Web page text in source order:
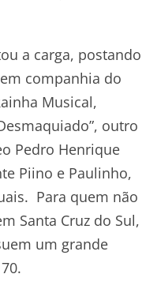
a carga, postando
companhia do
Musical,
outro
Pedro Henrique
Piino e Paulinho,
Para quem não
Santa Cruz do Sul,
um grande